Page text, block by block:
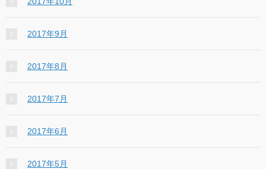
2017年9月
2017年8月
2017年7月
2017年6月
2017年5月